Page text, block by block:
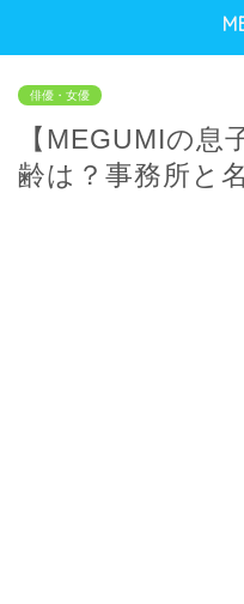
俳優・女優
【MEGUMIの息
齢は？事務所と